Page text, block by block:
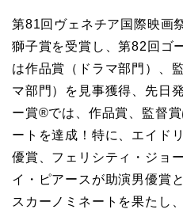
第81回ヴェネチア国際映画
獅子賞を受賞し、第82回ゴ
は作品賞（ドラマ部門）、
マ部門）を見事獲得、先日
ー賞®では、作品賞、監督
ートを達成！特に、エイド
優賞、フェリシティ・ジョ
イ・ピアースが助演男優賞
スカーノミネートを果たし